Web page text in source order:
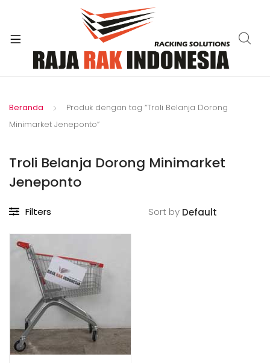
Beranda
Produk dengan tag “Troli Belanja Dorong
Minimarket Jeneponto”
Troli Belanja Dorong Minimarket
Jeneponto
Filters Sort by